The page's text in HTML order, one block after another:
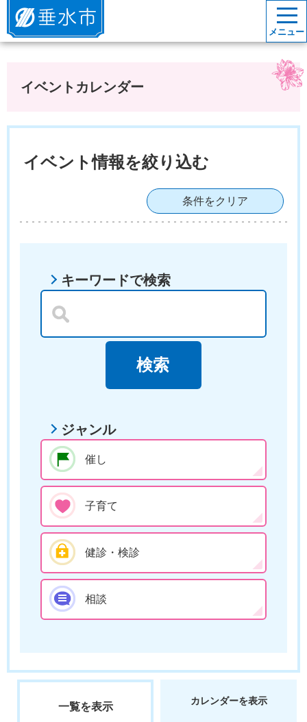
垂水市
メニュー
イベントカレンダー
イベント情報を絞り込む
条件をクリア
キーワードで検索
ジャンル
催し
子育て
健診・検診
相談
一覧を表示 カレンダーを表示